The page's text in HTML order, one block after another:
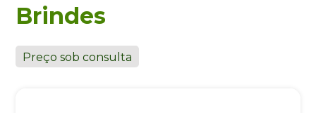
Brindes
Preço sob consulta